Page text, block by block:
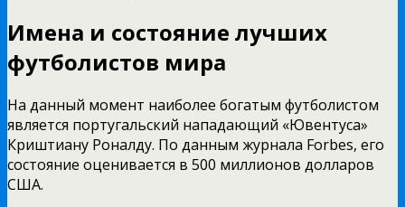
Имена и состояние лучших
футболистов мира
На данный момент наиболее богатым футболистом
является португальский нападающий «Ювентуса»
Криштиану Роналду. По данным журнала Forbes, его
состояние оценивается в 500 миллионов долларов
США.